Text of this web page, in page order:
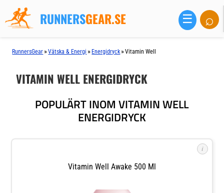
RUNNERSGEAR.SE ☰ ⌕
RunnersGear »Vätska & Energi » Energidryck »Vitamin Well
VITAMIN WELL ENERGIDRYCK
POPULÄRT INOM VITAMIN WELL
ENERGIDRYCK
i
Vitamin Well Awake 500 Ml